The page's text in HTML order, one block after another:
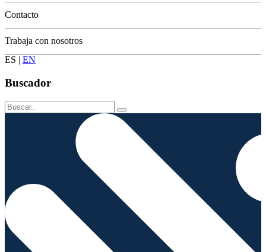
Contacto
Trabaja con nosotros
ES | EN
Buscador